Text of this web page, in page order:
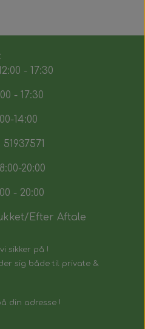
- 17:30
- 17:30
14:00
20:00
- 20:00
Efter Aftale
sikker på !
sig både til private &
din adresse !